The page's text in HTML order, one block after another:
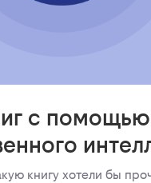
с помощью
книгу хотели бы